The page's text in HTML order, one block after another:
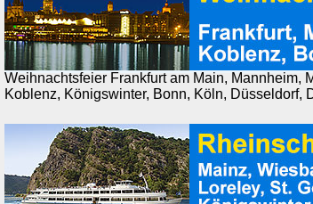
Weihnachtsfeier Frankfurt am Main, Mannheim,
Koblenz, Königswinter, Bonn, Köln, Düsseldorf,